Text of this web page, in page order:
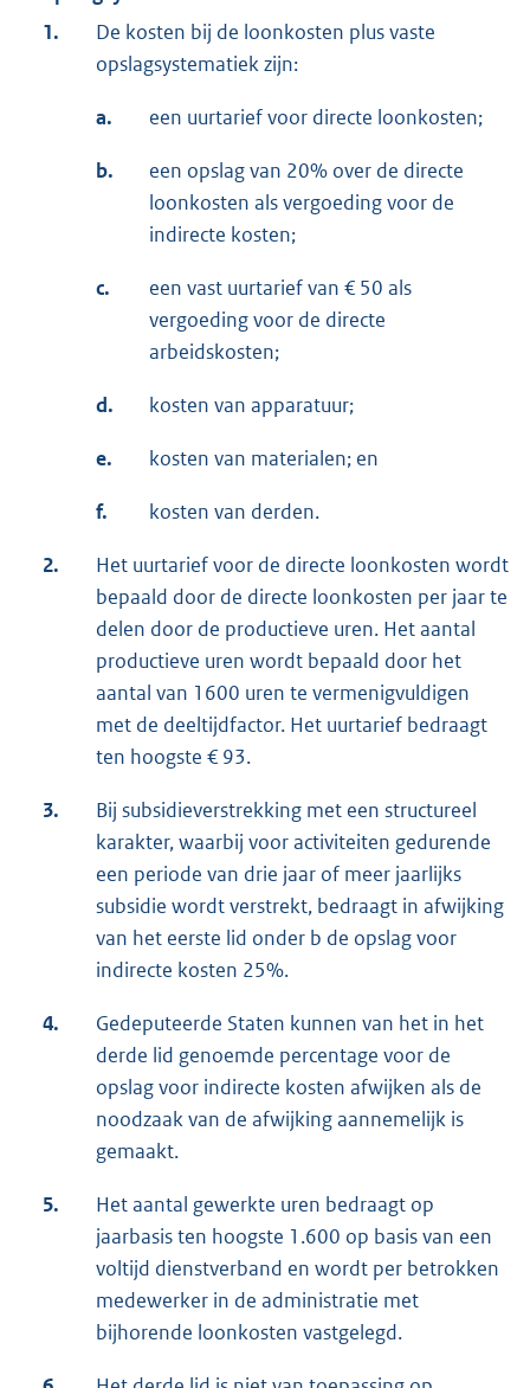
1.
De kosten bij de loonkosten plus vaste
opslagsystematiek zijn:
a. een uurtarief voor directe loonkosten;
b.
een opslag van 20% over de directe
loonkosten als vergoeding voor de
indirecte kosten;
c.
een vast uurtarief van € 50 als
vergoeding voor de directe
arbeidskosten;
d. kosten van apparatuur;
e. kosten van materialen; en
f. kosten van derden.
2.
Het uurtarief voor de directe loonkosten wordt
bepaald door de directe loonkosten per jaar te
delen door de productieve uren. Het aantal
productieve uren wordt bepaald door het
aantal van 1600 uren te vermenigvuldigen
met de deeltijdfactor. Het uurtarief bedraagt
ten hoogste € 93.
3.
Bij subsidieverstrekking met een structureel
karakter, waarbij voor activiteiten gedurende
een periode van drie jaar of meer jaarlijks
subsidie wordt verstrekt, bedraagt in afwijking
van het eerste lid onder b de opslag voor
indirecte kosten 25%.
4.
Gedeputeerde Staten kunnen van het in het
derde lid genoemde percentage voor de
opslag voor indirecte kosten afwijken als de
noodzaak van de afwijking aannemelijk is
gemaakt.
5.
Het aantal gewerkte uren bedraagt op
jaarbasis ten hoogste 1.600 op basis van een
voltijd dienstverband en wordt per betrokken
medewerker in de administratie met
bijhorende loonkosten vastgelegd.